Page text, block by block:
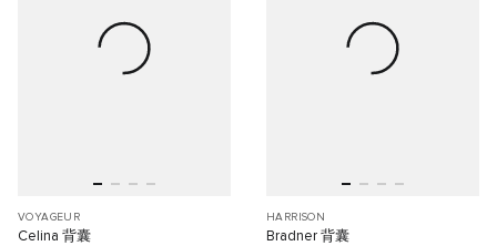
VOYAGEUR
Celina 背囊
HARRISON
Bradner 背囊